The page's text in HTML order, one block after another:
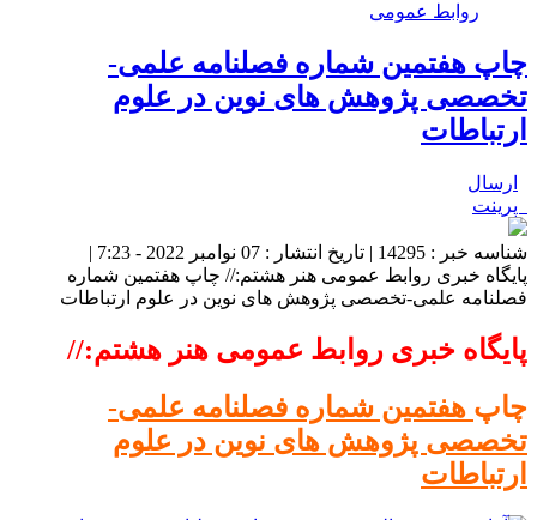
روابط عمومی
چاپ هفتمین شماره فصلنامه علمی-
تخصصی پژوهش های نوین در علوم
ارتباطات
ارسال
پرینت
شناسه خبر : 14295 | تاریخ انتشار : 07 نوامبر 2022 - 7:23 |
پایگاه خبری روابط عمومی هنر هشتم:// چاپ هفتمین شماره
فصلنامه علمی-تخصصی پژوهش های نوین در علوم ارتباطات
پایگاه خبری روابط عمومی هنر هشتم://
چاپ هفتمین شماره فصلنامه علمی-
تخصصی پژوهش های نوین در علوم
ارتباطات